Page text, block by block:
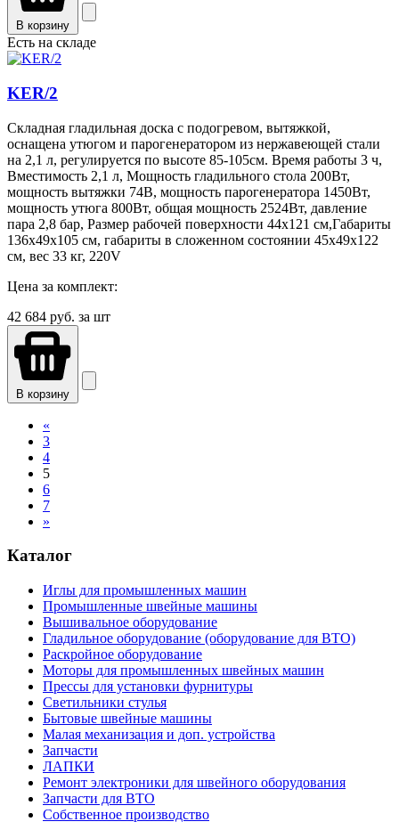
В корзину
Есть на складе
KER/2
Складная гладильная доска с подогревом, вытяжкой,
оснащена утюгом и парогенератором из нержавеющей стали
на 2,1 л, регулируется по высоте 85-105см. Время работы 3 ч,
Вместимость 2,1 л, Мощность гладильного стола 200Вт,
мощность вытяжки 74В, мощность парогенератора 1450Вт,
мощность утюга 800Вт, общая мощность 2524Вт, давление
пара 2,8 бар, Размер рабочей поверхности 44х121 см,Габариты
136х49х105 см, габариты в сложенном состоянии 45х49х122
см, вес 33 кг, 220V
Цена за комплект:
42 684 руб. за шт
В корзину
«
3
4
5
6
7
»
Каталог
Иглы для промышленных машин
Промышленные швейные машины
Вышивальное оборудование
Гладильное оборудование (оборудование для ВТО)
Раскройное оборудование
Моторы для промышленных швейных машин
Прессы для установки фурнитуры
Светильники стулья
Бытовые швейные машины
Малая механизация и доп. устройства
Запчасти
ЛАПКИ
Ремонт электроники для швейного оборудования
Запчасти для ВТО
Собственное производство